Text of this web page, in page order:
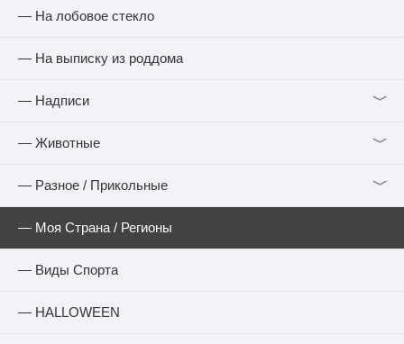
— На лобовое стекло
— На выписку из роддома
— Надписи ﹀
— Животные ﹀
— Разное / Прикольные ﹀
— Моя Страна / Регионы
— Виды Спорта
— HALLOWEEN